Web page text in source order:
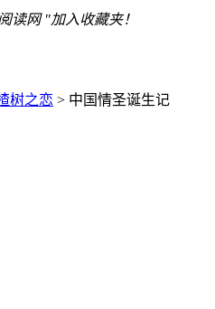
读网 "加入收藏夹！
树之恋 > 中国情圣诞生记